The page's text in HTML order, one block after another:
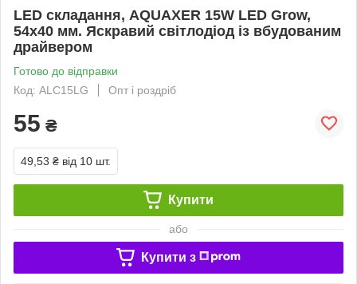
LED складання, AQUAXER 15W LED Grow,
54x40 мм. Яскравий світлодіод із вбудованим
драйвером
Готово до відправки
Код: ALC15LG
Опт і роздріб
55 ₴
49,53 ₴ від 10 шт.
Купити
або
Купити з